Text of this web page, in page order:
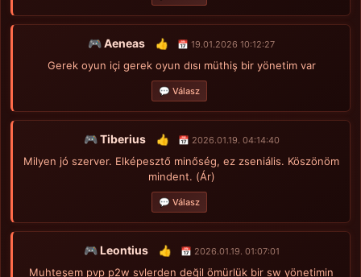
🎮 Aeneas 👍 📅 19.01.2026 10:12:27
Gerek oyun içi gerek oyun dısı müthiş bir yönetim var
💬 Válasz
🎮 Tiberius 👍 📅 2026.01.19. 04:14:40
Milyen jó szerver. Elképesztő minőség, ez zseniális. Köszönöm
mindent. (Ár)
💬 Válasz
🎮 Leontius 👍 📅 2026.01.19. 01:07:01
Muhteşem pvp p2w svlerden değil ömürlük bir sw yönetimin